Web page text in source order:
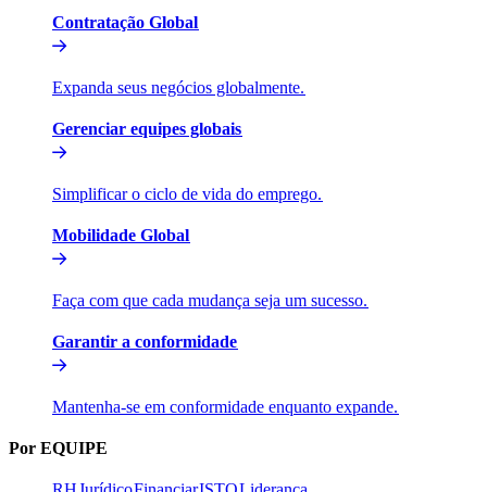
Contratação Global​​
Expanda seus negócios globalmente.​​
Gerenciar equipes globais​​
Simplificar o ciclo de vida do emprego.​​
Mobilidade Global​​
Faça com que cada mudança seja um sucesso.​​
Garantir a conformidade​​
Mantenha-se em conformidade enquanto expande.​​
Por EQUIPE​​